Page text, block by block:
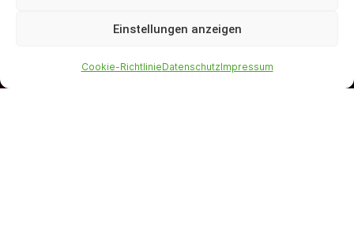
Einstellungen anzeigen
Cookie-RichtlinieDatenschutzImpressum